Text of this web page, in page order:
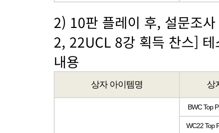
2) 10판 플레이 후, 설문조
2, 22UCL 8강 획득 찬스]
내용
상자 아이템명 상
BWC Top
WC22 Top